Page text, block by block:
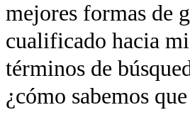
mejores formas de
cualificado hacia
términos de
¿cómo sabemos